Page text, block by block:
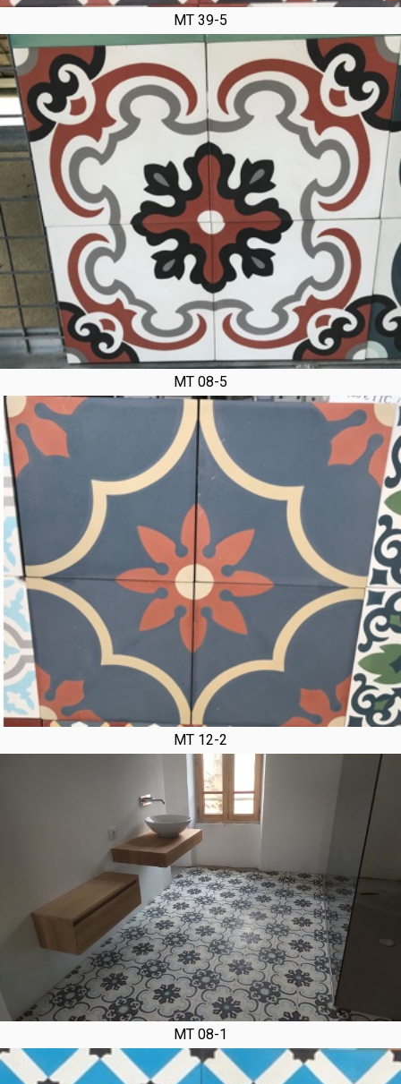
MT 39-5
MT 08-5
MT 12-2
MT 08-1